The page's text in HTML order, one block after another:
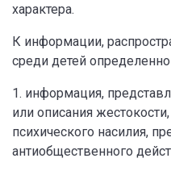
характера.
К информации,
среди детей
1. информация,
или описания
психического насилия,
антиобщественного